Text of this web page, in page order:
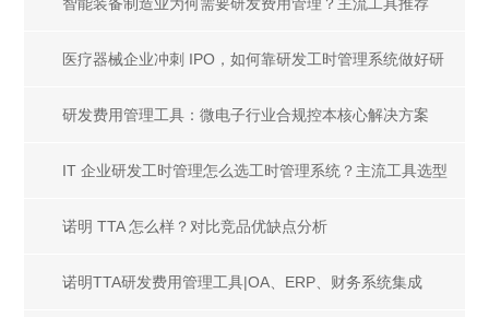
医疗器械企业冲刺 IPO，如何靠研发工时管理系统做好研
发人员成本合规核算？
研发费用管理工具：微电子行业合规控本核心解决方案
IT 企业研发工时管理怎么选工时管理系统？主流工具选型
指南
诺明 TTA 怎么样？对比竞品优缺点分析
诺明TTA研发费用管理工具|OA、ERP、财务系统集成